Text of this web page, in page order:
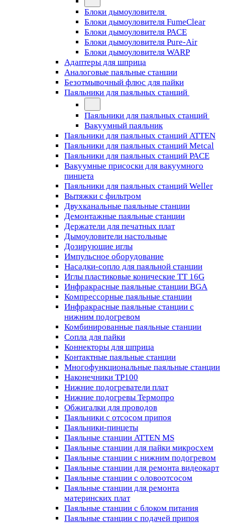
Блоки дымоуловителя
Блоки дымоуловителя FumeClear
Блоки дымоуловителя PACE
Блоки дымоуловителя Pure-Air
Блоки дымоуловителя WARP
Адаптеры для шприца
Аналоговые паяльные станции
Безотмывочный флюс для пайки
Паяльники для паяльных станций
Паяльники для паяльных станций
Вакуумный паяльник
Паяльники для паяльных станций ATTEN
Паяльники для паяльных станций Metcal
Паяльники для паяльных станций PACE
Вакуумные присоски для вакуумного
пинцета
Паяльники для паяльных станций Weller
Вытяжки с фильтром
Двухканальные паяльные станции
Демонтажные паяльные станции
Держатели для печатных плат
Дымоуловители настольные
Дозирующие иглы
Импульсное оборудование
Насадки-сопло для паяльной станции
Иглы пластиковые конические TT 16G
Инфракрасные паяльные станции BGA
Компрессорные паяльные станции
Инфракрасные паяльные станции с
нижним подогревом
Комбинированные паяльные станции
Сопла для пайки
Коннекторы для шприца
Контактные паяльные станции
Многофункциональные паяльные станции
Наконечники TP100
Нижние подогреватели плат
Нижние подогревы Термопро
Обжигалки для проводов
Паяльники с отсосом припоя
Паяльники-пинцеты
Паяльные станции ATTEN MS
Паяльные станции для пайки микросхем
Паяльные станции с нижним подогревом
Паяльные станции для ремонта видеокарт
Паяльные станции с оловоотсосом
Паяльные станции для ремонта
материнских плат
Паяльные станции с блоком питания
Паяльные станции с подачей припоя